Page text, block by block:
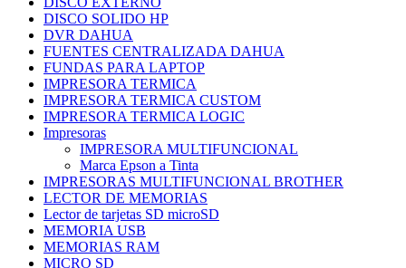
DISCO SOLIDO HP
DVR DAHUA
FUENTES CENTRALIZADA DAHUA
FUNDAS PARA LAPTOP
IMPRESORA TERMICA
IMPRESORA TERMICA CUSTOM
IMPRESORA TERMICA LOGIC
Impresoras
IMPRESORA MULTIFUNCIONAL
Marca Epson a Tinta
IMPRESORAS MULTIFUNCIONAL BROTHER
LECTOR DE MEMORIAS
Lector de tarjetas SD microSD
MEMORIA USB
MEMORIAS RAM
MICRO SD